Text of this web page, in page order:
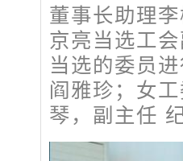
董事长助理
京亮当选工
当选的委员
阎雅珍；女
琴，副主任